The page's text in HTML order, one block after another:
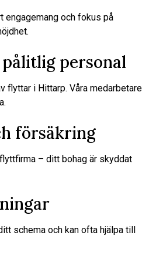
engagemang och fokus på
personal
flyttar i Hittarp. Våra medarbetare
försäkring
– ditt bohag är skyddat
schema och kan ofta hjälpa till